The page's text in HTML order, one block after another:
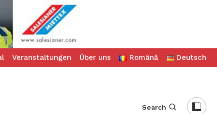
Veranstaltungen Über uns Română Deutsch
Search